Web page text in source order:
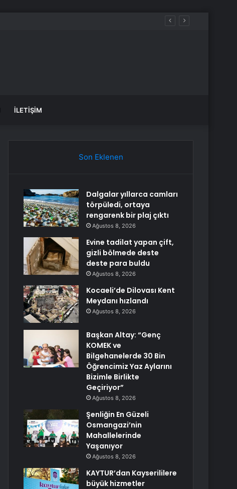
İLETIŞIM
Son Eklenen
Dalgalar yıllarca camları
törpüledi, ortaya
rengarenk bir plaj çıktı
Ağustos 8, 2026
Evine tadilat yapan çift,
gizli bölmede deste
deste para buldu
Ağustos 8, 2026
Kocaeli’de Dilovası Kent
Meydanı hızlandı
Ağustos 8, 2026
Başkan Altay: “Genç
KOMEK ve
Bilgehanelerde 30 Bin
Öğrencimiz Yaz Aylarını
Bizimle Birlikte
Geçiriyor”
Ağustos 8, 2026
Şenliğin En Güzeli
Osmangazi’nin
Mahallelerinde
Yaşanıyor
Ağustos 8, 2026
KAYTUR’dan Kayserililere
büyük hizmetler